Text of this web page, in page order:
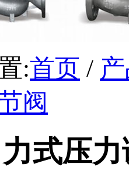
:首页 /
阀
式压